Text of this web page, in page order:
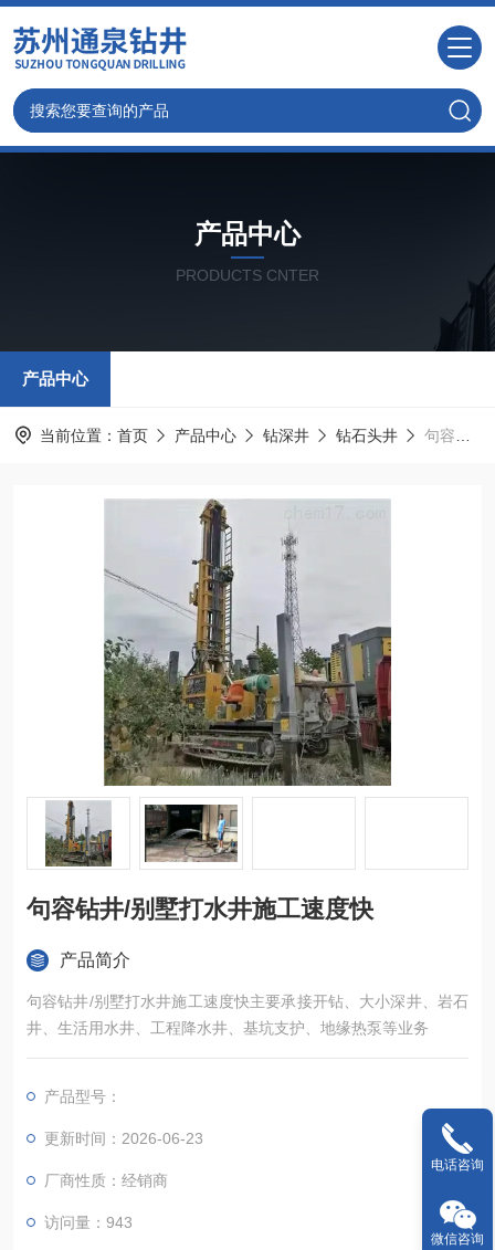
产品中心
PRODUCTS CNTER
产品中心
当前位置： 首页 产品中心 钻深井 钻石头井 句容钻井/别墅打水井施工速度快
句容钻井/别墅打水井施工速度快
产品简介
句容钻井/别墅打水井施工速度快主要承接开钻、大小深井、岩石
井、生活用水井、工程降水井、基坑支护、地缘热泵等业务
产品型号：
更新时间：2026-06-23
厂商性质：经销商
访问量：943
电话咨询
微信咨询